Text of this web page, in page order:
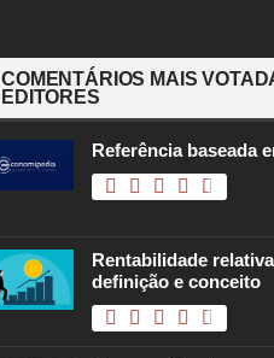
COMENTÁRIOS MAIS
EDITORES
Referência baseada
Rentabilidade
definição e conceito